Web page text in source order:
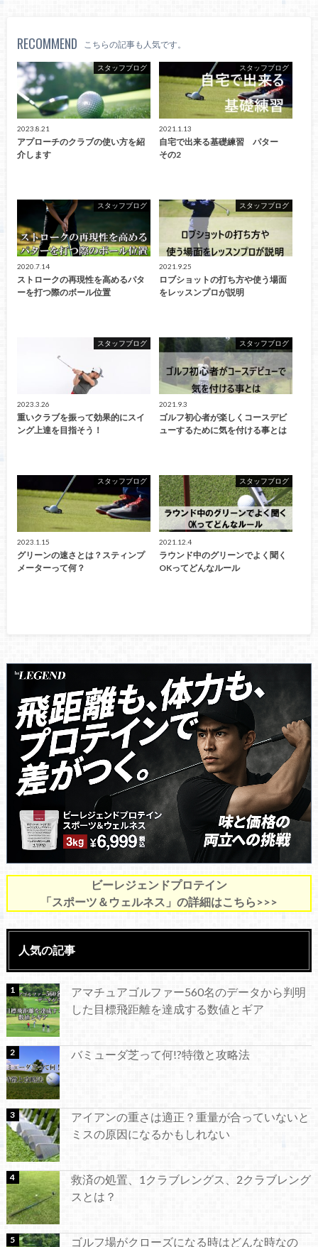
RECOMMEND こちらの記事も人気です。
スタッフブログ
2023.8.21
アプローチのクラブの使い方を紹
介します
スタッフブログ
2021.1.13
自宅で出来る基礎練習 パター
その2
スタッフブログ
2020.7.14
ストロークの再現性を高めるパタ
ーを打つ際のボール位置
スタッフブログ
2021.9.25
ロブショットの打ち方や使う場面
をレッスンプロが説明
スタッフブログ
2023.3.26
重いクラブを振って効果的にスイ
ング上達を目指そう！
スタッフブログ
2021.9.3
ゴルフ初心者が楽しくコースデビ
ューするために気を付ける事とは
スタッフブログ
2023.1.15
グリーンの速さとは？スティンプ
メーターって何？
スタッフブログ
2021.12.4
ラウンド中のグリーンでよく聞く
OKってどんなルール
ビーレジェンドプロテイン
「スポーツ＆ウェルネス」の詳細はこちら>>>
人気の記事
アマチュアゴルファー560名のデータから判明
した目標飛距離を達成する数値とギア
バミューダ芝って何!?特徴と攻略法
アイアンの重さは適正？重量が合っていないと
ミスの原因になるかもしれない
救済の処置、1クラブレングス、2クラブレング
スとは？
ゴルフ場がクローズになる時はどんな時なの